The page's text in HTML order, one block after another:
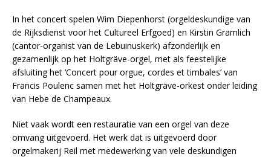
In het concert spelen Wim Diepenhorst (orgeldeskundige van
de Rijksdienst voor het Cultureel Erfgoed) en Kirstin Gramlich
(cantor-organist van de Lebuinuskerk) afzonderlijk en
gezamenlijk op het Holtgräve-orgel, met als feestelijke
afsluiting het ‘Concert pour orgue, cordes et timbales’ van
Francis Poulenc samen met het Holtgräve-orkest onder leiding
van Hebe de Champeaux.
Niet vaak wordt een restauratie van een orgel van deze
omvang uitgevoerd. Het werk dat is uitgevoerd door
orgelmakerij Reil met medewerking van vele deskundigen